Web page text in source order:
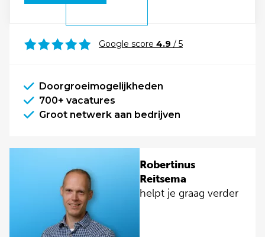
Google score 4.9 / 5
Doorgroeimogelijkheden
700+ vacatures
Groot netwerk aan bedrijven
Robertinus
Reitsema
helpt je graag verder